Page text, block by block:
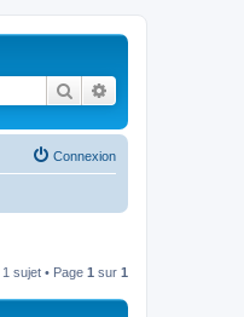
Rechercher
Connexion
1 sujet • Page 1 sur 1